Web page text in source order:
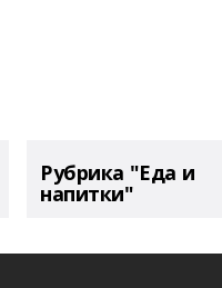
Рубрика "Еда и
напитки"